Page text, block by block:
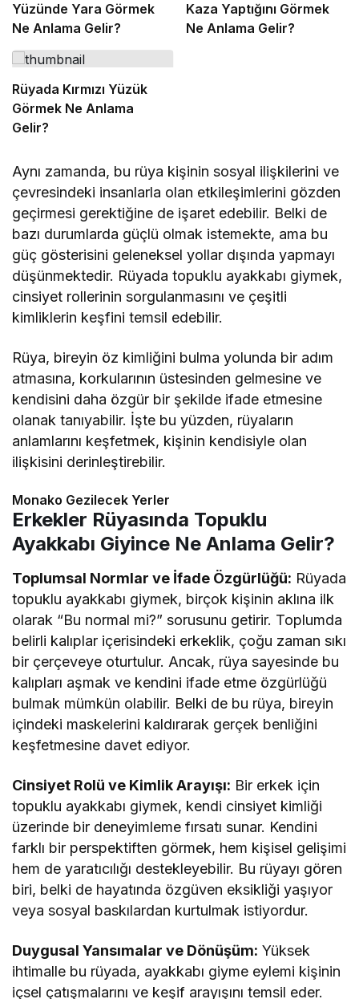
Yüzünde Yara Görmek
Ne Anlama Gelir?
Kaza Yaptığını Görmek
Ne Anlama Gelir?
Rüyada Kırmızı Yüzük
Görmek Ne Anlama
Gelir?
Aynı zamanda, bu rüya kişinin sosyal ilişkilerini ve
çevresindeki insanlarla olan etkileşimlerini gözden
geçirmesi gerektiğine de işaret edebilir. Belki de
bazı durumlarda güçlü olmak istemekte, ama bu
güç gösterisini geleneksel yollar dışında yapmayı
düşünmektedir. Rüyada topuklu ayakkabı giymek,
cinsiyet rollerinin sorgulanmasını ve çeşitli
kimliklerin keşfini temsil edebilir.
Rüya, bireyin öz kimliğini bulma yolunda bir adım
atmasına, korkularının üstesinden gelmesine ve
kendisini daha özgür bir şekilde ifade etmesine
olanak tanıyabilir. İşte bu yüzden, rüyaların
anlamlarını keşfetmek, kişinin kendisiyle olan
ilişkisini derinleştirebilir.
Monako Gezilecek Yerler
Erkekler Rüyasında Topuklu
Ayakkabı Giyince Ne Anlama Gelir?
Toplumsal Normlar ve İfade Özgürlüğü: Rüyada
topuklu ayakkabı giymek, birçok kişinin aklına ilk
olarak “Bu normal mi?” sorusunu getirir. Toplumda
belirli kalıplar içerisindeki erkeklik, çoğu zaman sıkı
bir çerçeveye oturtulur. Ancak, rüya sayesinde bu
kalıpları aşmak ve kendini ifade etme özgürlüğü
bulmak mümkün olabilir. Belki de bu rüya, bireyin
içindeki maskelerini kaldırarak gerçek benliğini
keşfetmesine davet ediyor.
Cinsiyet Rolü ve Kimlik Arayışı: Bir erkek için
topuklu ayakkabı giymek, kendi cinsiyet kimliği
üzerinde bir deneyimleme fırsatı sunar. Kendini
farklı bir perspektiften görmek, hem kişisel gelişimi
hem de yaratıcılığı destekleyebilir. Bu rüyayı gören
biri, belki de hayatında özgüven eksikliği yaşıyor
veya sosyal baskılardan kurtulmak istiyordur.
Duygusal Yansımalar ve Dönüşüm: Yüksek
ihtimalle bu rüyada, ayakkabı giyme eylemi kişinin
içsel çatışmalarını ve keşif arayışını temsil eder.